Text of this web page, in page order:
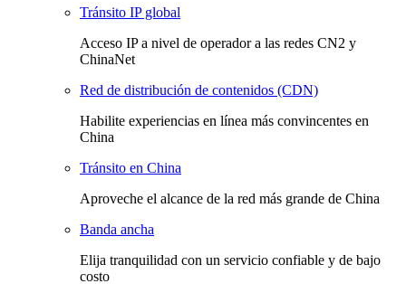
Tránsito IP global
Acceso IP a nivel de operador a las redes CN2 y
ChinaNet
Red de distribución de contenidos (CDN)
Habilite experiencias en línea más convincentes en
China
Tránsito en China
Aproveche el alcance de la red más grande de China
Banda ancha
Elija tranquilidad con un servicio confiable y de bajo
costo